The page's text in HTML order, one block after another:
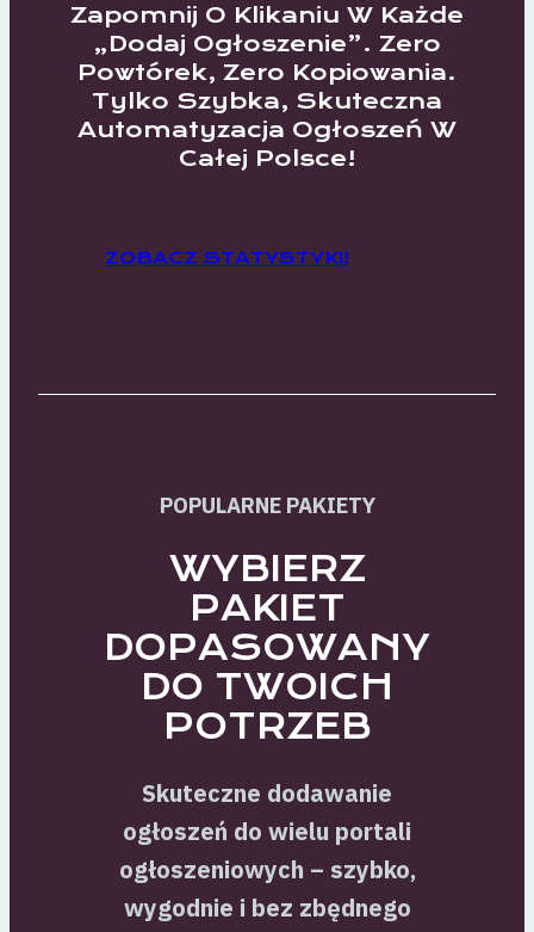
Zapomnij O Klikaniu W Każde
„dodaj Ogłoszenie”. Zero
Powtórek, Zero Kopiowania.
Tylko Szybka, Skuteczna
Automatyzacja Ogłoszeń W
Całej Polsce!
ZOBACZ STATYSTYKI!
POPULARNE PAKIETY
WYBIERZ
PAKIET
DOPASOWANY
DO TWOICH
POTRZEB
Skuteczne dodawanie
ogłoszeń do wielu portali
ogłoszeniowych – szybko,
wygodnie i bez zbędnego